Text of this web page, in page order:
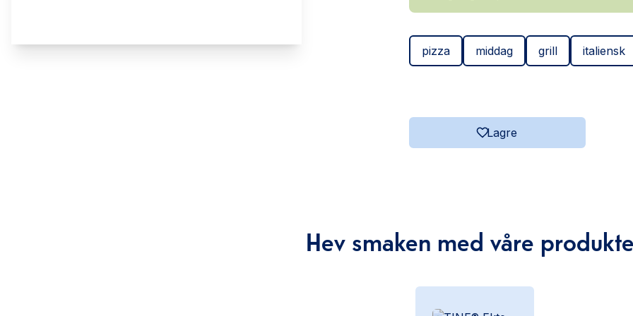
pizza middag grill italiensk
Lagre
Hev smaken med våre